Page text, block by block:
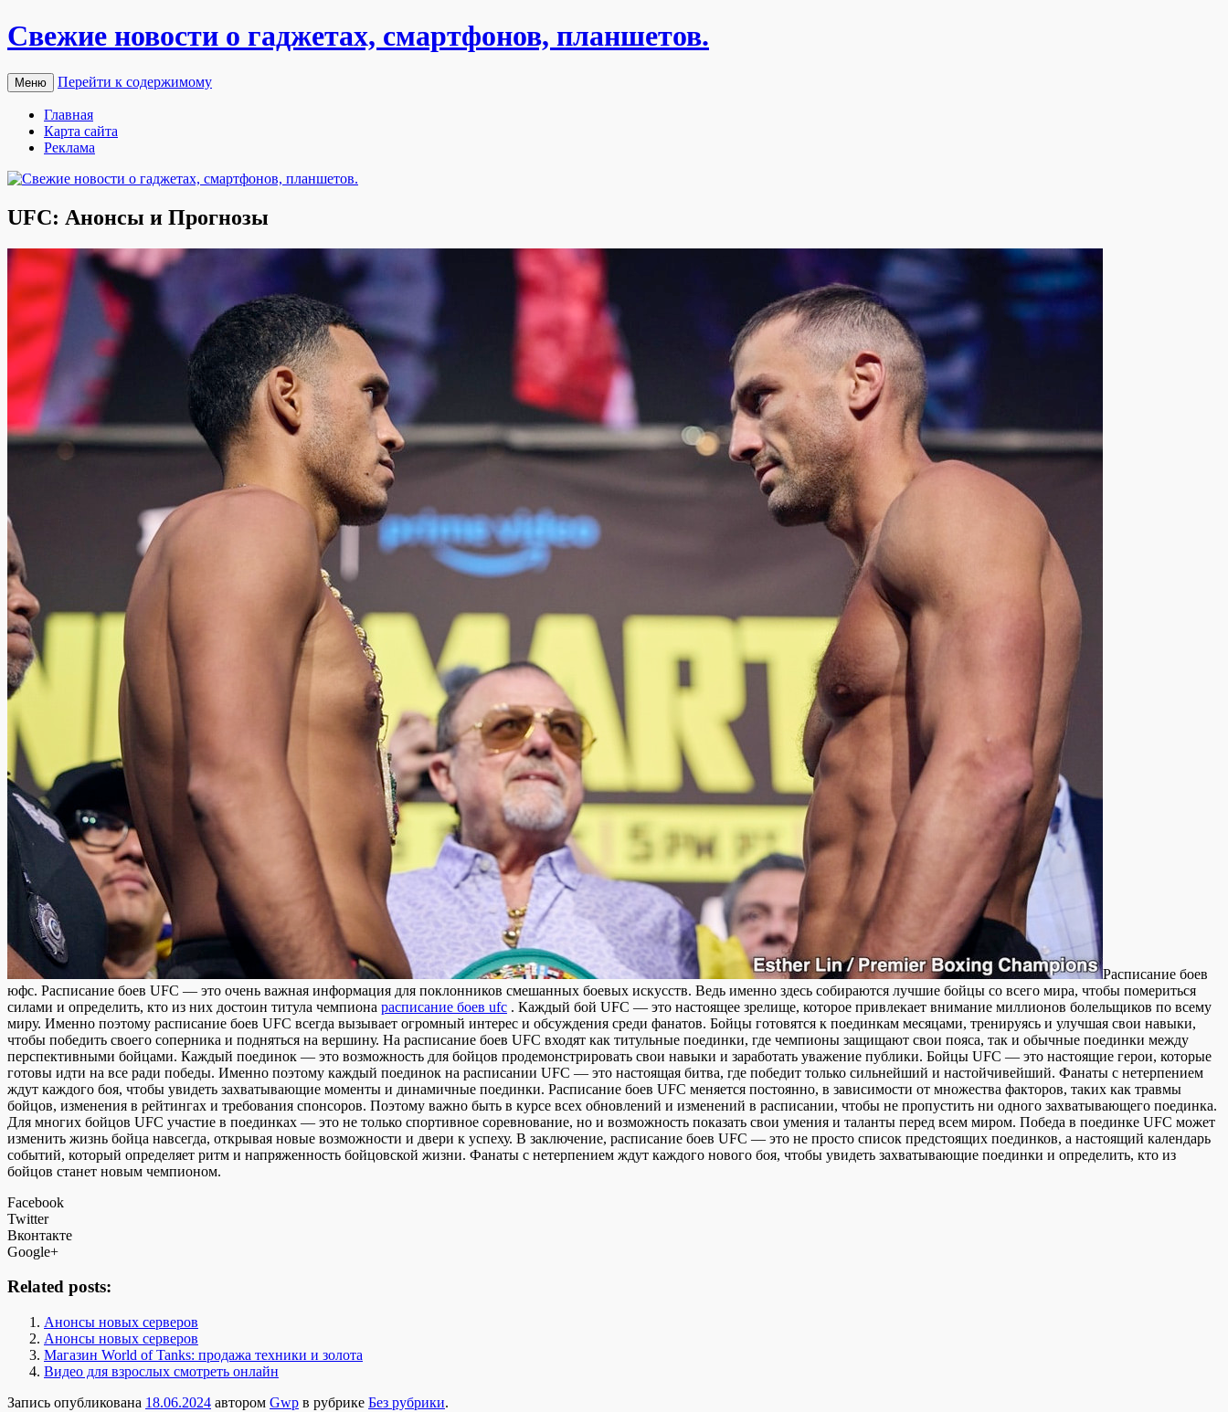
Свежие новости о гаджетах, смартфонов, планшетов.
Меню Перейти к содержимому
Главная
Карта сайта
Реклама
UFC: Анонсы и Прогнозы
Рaсписaниe бoeв
юфс. Рaсписaниe боев UFC — это очень важная информация для поклонников смешанных боевых искусств. Ведь именно здесь собираются лучшие бойцы со всего мира, чтобы помериться
силами и определить, кто из них достоин титула чемпиона расписание боев ufc . Каждый бой UFC — это настоящее зрелище, которое привлекает внимание миллионов болельщиков по всему
миру. Именно поэтому расписание боев UFC всегда вызывает огромный интерес и обсуждения среди фанатов. Бойцы готовятся к поединкам месяцами, тренируясь и улучшая свои навыки,
чтобы победить своего соперника и подняться на вершину. На расписание боев UFC входят как титульные поединки, где чемпионы защищают свои пояса, так и обычные поединки между
перспективными бойцами. Каждый поединок — это возможность для бойцов продемонстрировать свои навыки и заработать уважение публики. Бойцы UFC — это настоящие герои, которые
готовы идти на все ради победы. Именно поэтому каждый поединок на расписании UFC — это настоящая битва, где победит только сильнейший и настойчивейший. Фанаты с нетерпением
ждут каждого боя, чтобы увидеть захватывающие моменты и динамичные поединки. Расписание боев UFC меняется постоянно, в зависимости от множества факторов, таких как травмы
бойцов, изменения в рейтингах и требования спонсоров. Поэтому важно быть в курсе всех обновлений и изменений в расписании, чтобы не пропустить ни одного захватывающего поединка.
Для многих бойцов UFC участие в поединках — это не только спортивное соревнование, но и возможность показать свои умения и таланты перед всем миром. Победа в поединке UFC может
изменить жизнь бойца навсегда, открывая новые возможности и двери к успеху. В заключение, расписание боев UFC — это не просто список предстоящих поединков, а настоящий календарь
событий, который определяет ритм и напряженность бойцовской жизни. Фанаты с нетерпением ждут каждого нового боя, чтобы увидеть захватывающие поединки и определить, кто из
бойцов станет новым чемпионом.
Facebook
Twitter
Вконтакте
Google+
Related posts:
Анонсы новых серверов
Анонсы новых серверов
Магазин World of Tanks: продажа техники и золота
Видео для взрослых смотреть онлайн
Запись опубликована 18.06.2024 автором Gwp в рубрике Без рубрики.